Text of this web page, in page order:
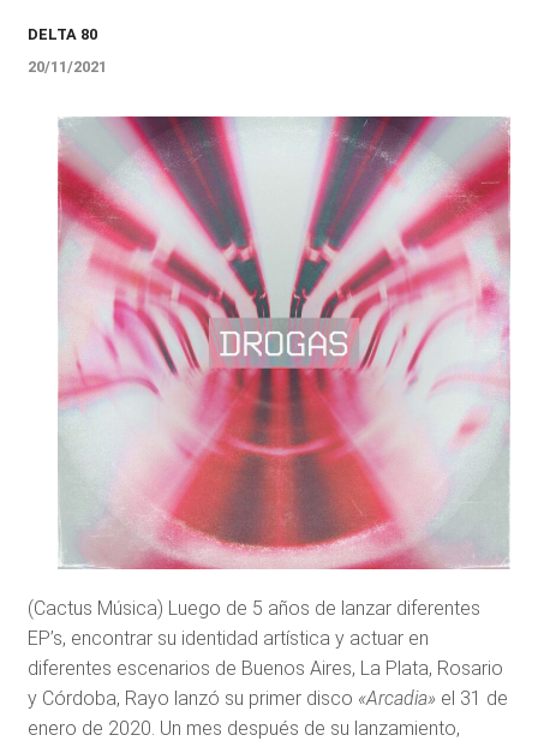
DELTA 80
20/11/2021
(Cactus Música) Luego de 5 años de lanzar diferentes
EP’s, encontrar su identidad artística y actuar en
diferentes escenarios de Buenos Aires, La Plata, Rosario
y Córdoba, Rayo lanzó su primer disco «Arcadia»el 31 de
enero de 2020. Un mes después de su lanzamiento,